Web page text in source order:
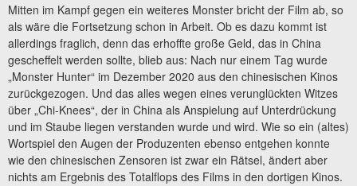
Mitten im Kampf gegen ein weiteres Monster bricht der Film ab, so
als wäre die Fortsetzung schon in Arbeit. Ob es dazu kommt ist
allerdings fraglich, denn das erhoffte große Geld, das in China
gescheffelt werden sollte, blieb aus: Nach nur einem Tag wurde
„Monster Hunter“ im Dezember 2020 aus den chinesischen Kinos
zurückgezogen. Und das alles wegen eines verunglückten Witzes
über „Chi-Knees“, der in China als Anspielung auf Unterdrückung
und im Staube liegen verstanden wurde und wird. Wie so ein (altes)
Wortspiel den Augen der Produzenten ebenso entgehen konnte
wie den chinesischen Zensoren ist zwar ein Rätsel, ändert aber
nichts am Ergebnis des Totalflops des Films in den dortigen Kinos.